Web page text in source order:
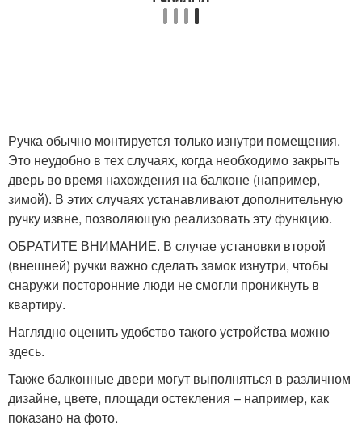
Ручка обычно монтируется только изнутри помещения.
Это неудобно в тех случаях, когда необходимо закрыть
дверь во время нахождения на балконе (например,
зимой). В этих случаях устанавливают дополнительную
ручку извне, позволяющую реализовать эту функцию.
ОБРАТИТЕ ВНИМАНИЕ. В случае установки второй
(внешней) ручки важно сделать замок изнутри, чтобы
снаружи посторонние люди не смогли проникнуть в
квартиру.
Наглядно оценить удобство такого устройства можно
здесь.
Также балконные двери могут выполняться в различном
дизайне, цвете, площади остекления – например, как
показано на фото.